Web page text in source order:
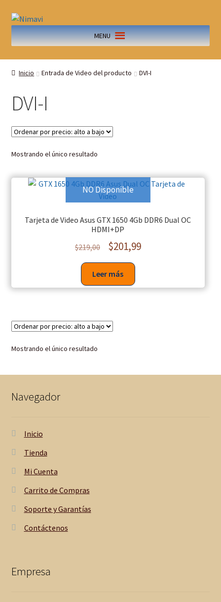
MENU
Inicio Entrada de Video del producto DVI-I
DVI-I
Mostrando el único resultado
NO Disponible
Tarjeta de Video Asus GTX 1650 4Gb DDR6 Dual OC
HDMI+DP
$219,00 $201,99
Leer más
Mostrando el único resultado
Navegador
Inicio
Tienda
Mi Cuenta
Carrito de Compras
Soporte y Garantías
Contáctenos
Empresa